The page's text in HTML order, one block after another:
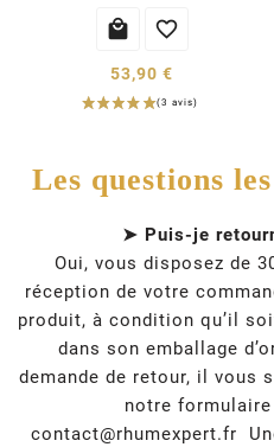
 
53,90 €
Les questions
➤ Puis-je
Oui, vous disposez de
réception de votre
produit, à condition qu’il
dans son emballage
demande de retour, il vous
notre
contact@rhumexpert.fr